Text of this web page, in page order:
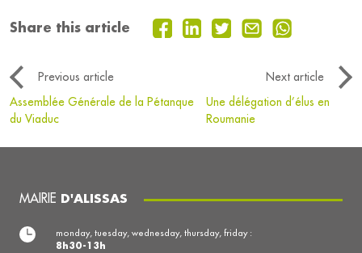
Share this article
Previous article
Next article
Assemblée Générale de la Pétanque
du Viaduc
Une délégation d’élus en
Roumanie
MAIRIE D'ALISSAS
monday, tuesday, wednesday, thursday, friday :
8h30-13h